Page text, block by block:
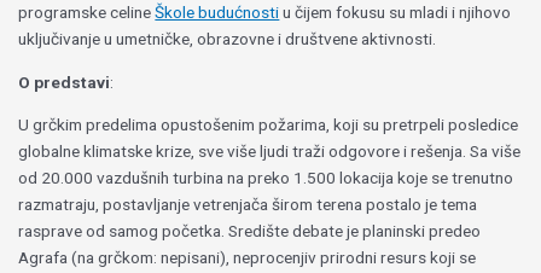
programske celineŠkole budućnostiu čijem fokusu su mladi i njihovo
uključivanje u umetničke, obrazovne i društvene aktivnosti.
O predstavi:
U grčkim predelima opustošenim požarima, koji su pretrpeli posledice
globalne klimatske krize, sve više ljudi traži odgovore i rešenja. Sa više
od 20.000 vazdušnih turbina na preko 1.500 lokacija koje se trenutno
razmatraju, postavljanje vetrenjača širom terena postalo je tema
rasprave od samog početka. Središte debate je planinski predeo
Agrafa (na grčkom: nepisani), neprocenjiv prirodni resurs koji se